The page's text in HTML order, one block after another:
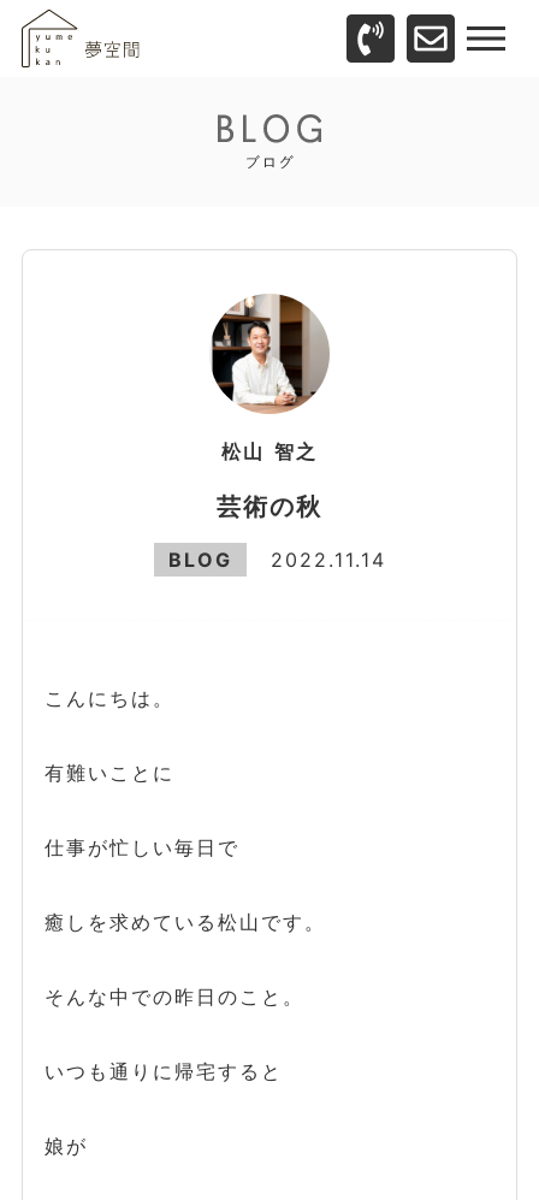
松山 智之
芸術の秋
BLOG 2022.11.14
こんにちは。
有難いことに
仕事が忙しい毎日で
癒しを求めている松山です。
そんな中での昨日のこと。
いつも通りに帰宅すると
娘が